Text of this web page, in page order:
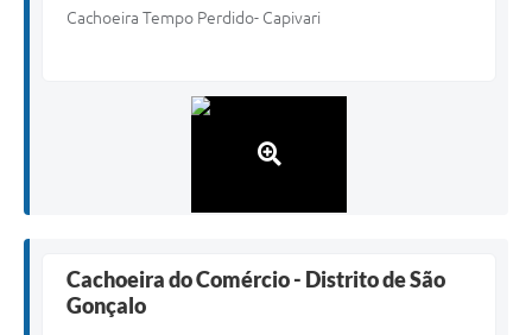
Cachoeira Tempo Perdido- Capivari
Cachoeira do Comércio - Distrito de São
Gonçalo